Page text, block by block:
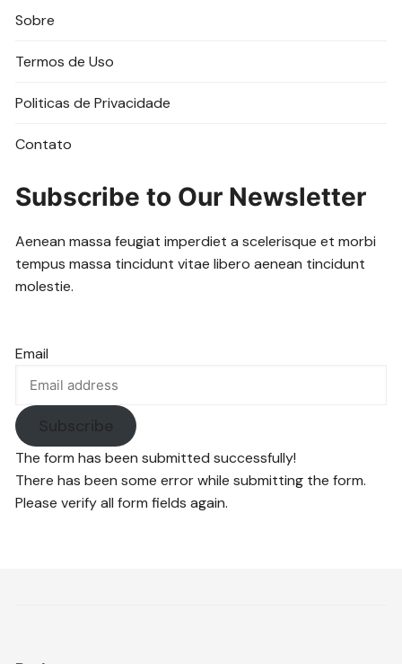
Sobre
Termos de Uso
Politicas de Privacidade
Contato
Subscribe to Our Newsletter
Aenean massa feugiat imperdiet a scelerisque et morbi
tempus massa tincidunt vitae libero aenean tincidunt
molestie.
Email
Subscribe
The form has been submitted successfully!
There has been some error while submitting the form.
Please verify all form fields again.